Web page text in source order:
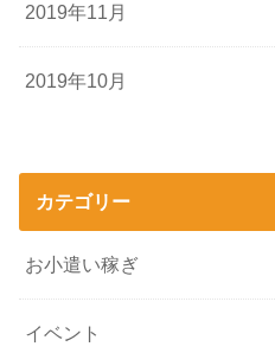
2019年11月
2019年10月
カテゴリー
お小遣い稼ぎ
イベント